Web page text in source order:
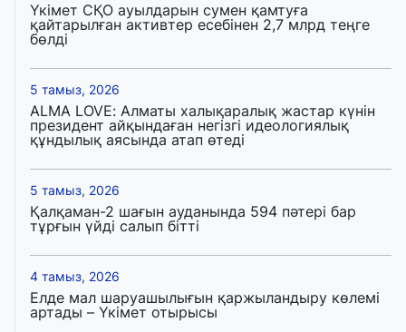
Үкімет СҚО ауылдарын сумен қамтуға
қайтарылған активтер есебінен 2,7 млрд теңге
бөлді
5 тамыз, 2026
ALMA LOVE: Алматы халықаралық жастар күнін
президент айқындаған негізгі идеологиялық
құндылық аясында атап өтеді
5 тамыз, 2026
Қалқаман-2 шағын ауданында 594 пәтері бар
тұрғын үйді салып бітті
4 тамыз, 2026
Елде мал шаруашылығын қаржыландыру көлемі
артады – Үкімет отырысы